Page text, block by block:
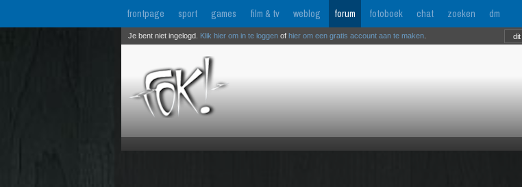
frontpage sport games film & tv weblog forum fotoboek chat zoeken dm
Je bent niet ingelogd. Klik hier om in te loggen of hier om een gratis account aan te maken